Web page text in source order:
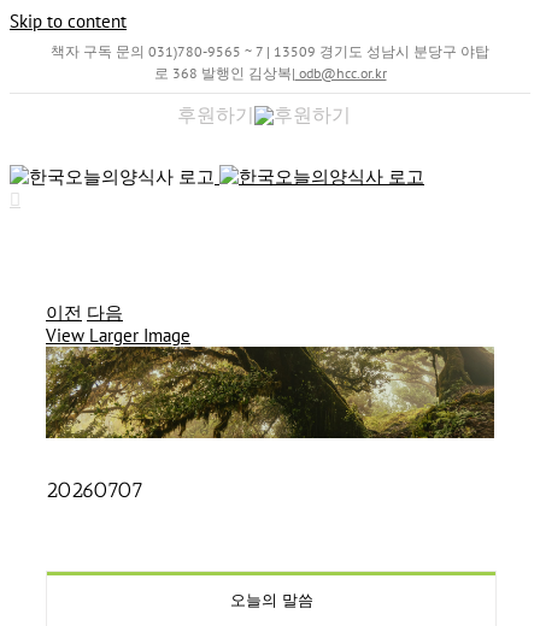
Skip to content
책자 구독 문의 031)780-9565 ~ 7 | 13509 경기도 성남시 분당구 야탑
로 368 발행인 김상복| odb@hcc.or.kr
후원하기
이전 다음
View Larger Image
20260707
오늘의 말씀